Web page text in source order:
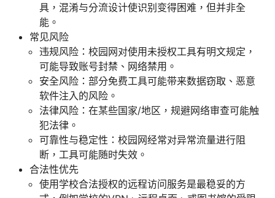
具，混淆与分流设计使识别变得困难，但并非全
能。
常见风险
违规风险：校园网对使用未授权工具有明文规定，
可能导致账号封禁、网络禁用。
安全风险：部分免费工具可能带来数据窃取、恶意
软件注入的风险。
法律风险：在某些国家/地区，规避网络审查可能触
犯法律。
可靠性与稳定性：校园网经常对异常流量进行阻
断，工具可能随时失效。
合法性优先
使用学校合法授权的远程访问服务是最稳妥的方